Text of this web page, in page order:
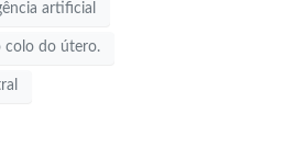
artificial
colo do útero.